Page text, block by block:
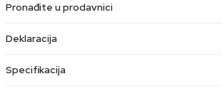
Pronađite u prodavnici
Deklaracija
Specifikacija